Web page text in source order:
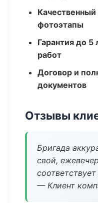
фотоэтапы
Гарантия до
работ
Договор и
документов
Отзывы
Бригада
свой,
— Клиент